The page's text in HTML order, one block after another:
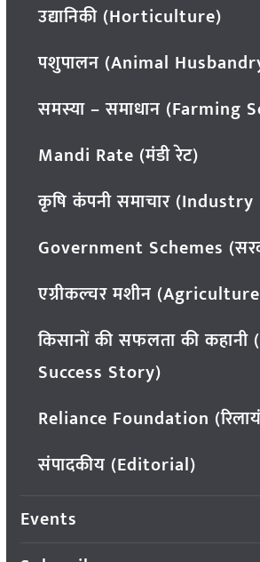
उद्यानिकी (Horticulture)
पशुपालन (Animal
समस्या – समाधान (Farming
Mandi Rate (मंडी रेट)
कृषि कंपनी समाचार
Government Schemes
एग्रीकल्चर मशीन
किसानों की सफलता की कहानी
Success Story)
Reliance Foundation
संपादकीय (Editorial)
Events